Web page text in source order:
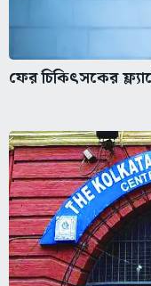
ফের চিকিৎসকের